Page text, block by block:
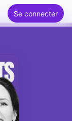
Se connecter